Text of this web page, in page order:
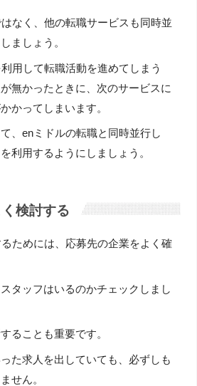
なく、他の転職サービスも同時並
ましょう。
用して転職活動を進めてしまう
無かったときに、次のサービスに
かってしまいます。
、enミドルの転職と同時並行し
利用するようにしましょう。
検討する
ためには、応募先の企業をよく確
タッフはいるのかチェックしまし
ることも重要です。
た求人を出していても、必ずしも
せん。